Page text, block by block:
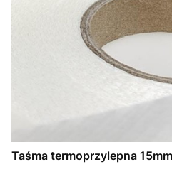
Taśma termoprzylepna 15mm